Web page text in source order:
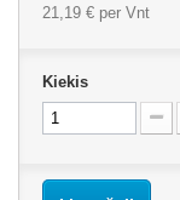
21,19 € per Vnt
Kiekis